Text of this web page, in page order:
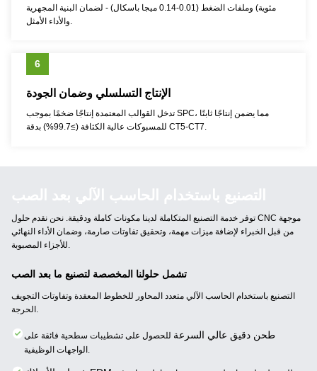
مئوية) وملفات الضغط (0.01-0.14 ميجا باسكال) - لضمان البنية المجهرية
6
الإنتاج التسلسلي وضمان الجودة
تدخل القوالب المعتمدة إنتاجًا ضخمًا بموجب SPC، مما يضمن إنتاجًا ثابتًا
للمسبوكات عالية الكثافة (≥99.7%) بدقة CT5-CT7.
توفر خدمة التصنيع المتكاملة لدينا مكونات كاملة ودقيقة. نحن نقدم حلول CNC موجهة
من قبل الخبراء لإضافة ميزات مهمة، وتحقيق تفاوتات صارمة، وضمان الأداء النهائي
للأجزاء المصبوبة.
تشمل حلولنا المخصصة لتصنيع ما بعد الصب
التصنيع باستخدام الحاسب الآلي متعدد المحاور للخطوط المعقدة وتفاوتات التجويف
طحن دقيق عالي السرعة للحصول على تشطيبات سطحية فائقة على
الواجهات الوظيفية.